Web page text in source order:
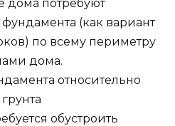
дома потребуют
(как вариант
по всему периметру
дома.
относительно
обустроить